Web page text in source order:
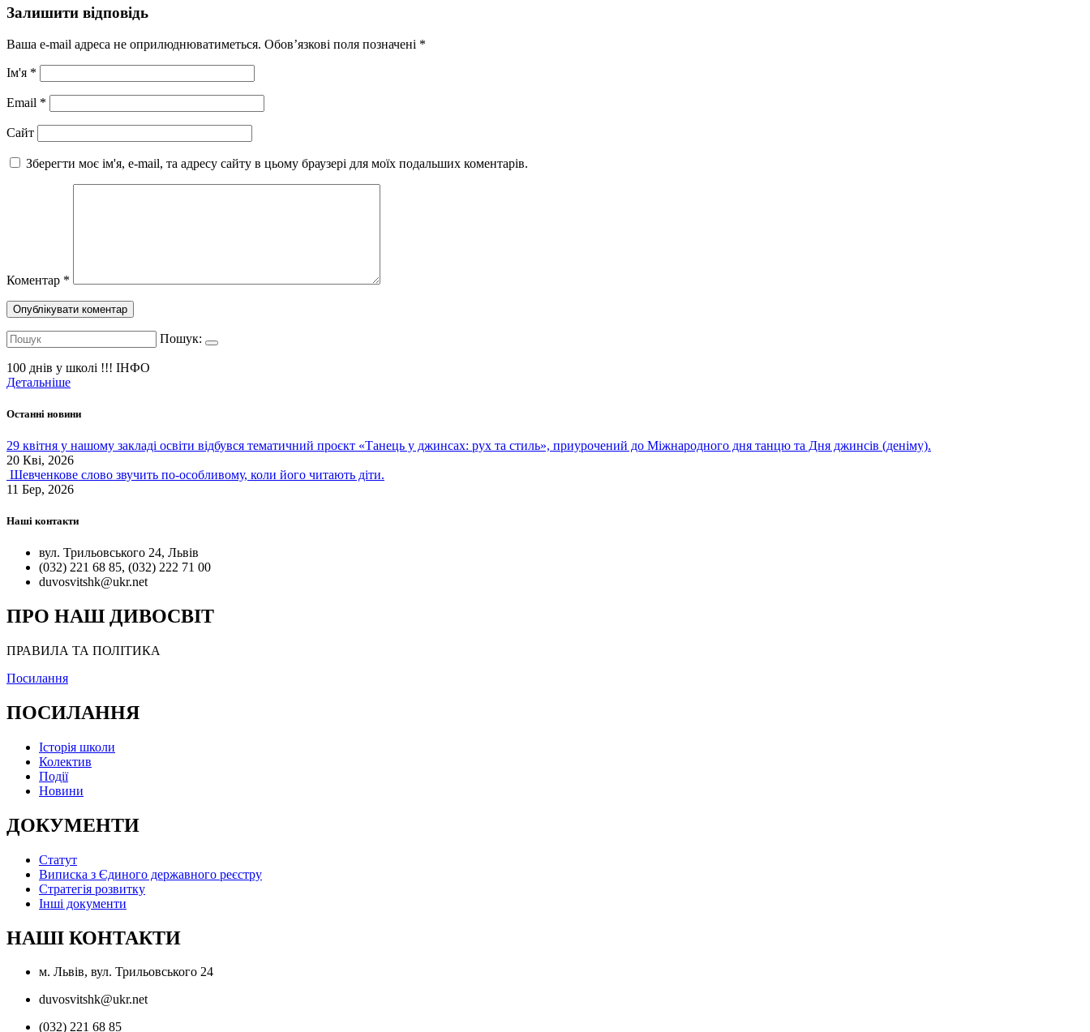
Залишити відповідь
Ваша e-mail адреса не оприлюднюватиметься. Обов’язкові поля позначені *
Ім'я *
Email *
Сайт
Зберегти моє ім'я, e-mail, та адресу сайту в цьому браузері для моїх подальших коментарів.
Коментар *
Пошук:
100 днів у школі !!! ІНФО
Детальніше
Останні новини
29 квітня у нашому закладі освіти відбувся тематичний проєкт «Танець у джинсах: рух та стиль», приурочений до Міжнародного дня танцю та Дня джинсів (деніму).
20 Кві, 2026
Шевченкове слово звучить по-особливому, коли його читають діти.
11 Бер, 2026
Наші контакти
вул. Трильовського 24, Львів
(032) 221 68 85, (032) 222 71 00
duvosvitshk@ukr.net
ПРО НАШ ДИВОСВІТ
ПРАВИЛА ТА ПОЛІТИКА
Посилання
ПОСИЛАННЯ
Історія школи
Колектив
Події
Новини
ДОКУМЕНТИ
Статут
Виписка з Єдиного державного реєстру
Стратегія розвитку
Інші документи
НАШІ КОНТАКТИ
м. Львів, вул. Трильовського 24
duvosvitshk@ukr.net
(032) 221 68 85